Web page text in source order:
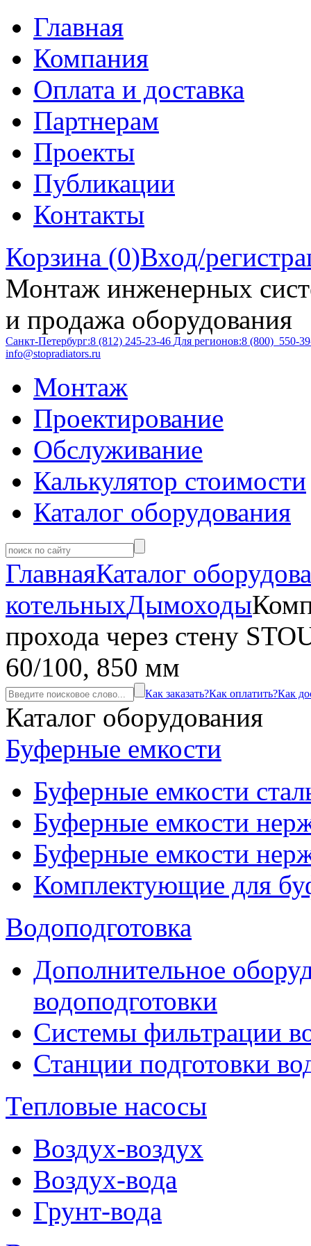
Главная
Компания
Оплата и доставка
Партнерам
Проекты
Публикации
Контакты
Корзина (0)Вход/
Монтаж инженерных
и продажа оборудования
Санкт-Петербург:8 (812) 245-23-46 Для регионов:8 (800) 550-
info@stopradiators.ru
Монтаж
Проектирование
Обслуживание
Калькулятор стоимости
Каталог оборудования
ГлавнаяКаталог
котельныхДымоходы
прохода через стену
60/100, 850 мм
Как заказать?Как оплатить?Как
Каталог оборудования
Буферные емкости
Буферные емкости
Буферные емкости
Буферные емкости
Комплектующие для
Водоподготовка
Дополнительное
водоподготовки
Системы фильтрации
Станции подготовки
Тепловые насосы
Воздух-воздух
Воздух-вода
Грунт-вода